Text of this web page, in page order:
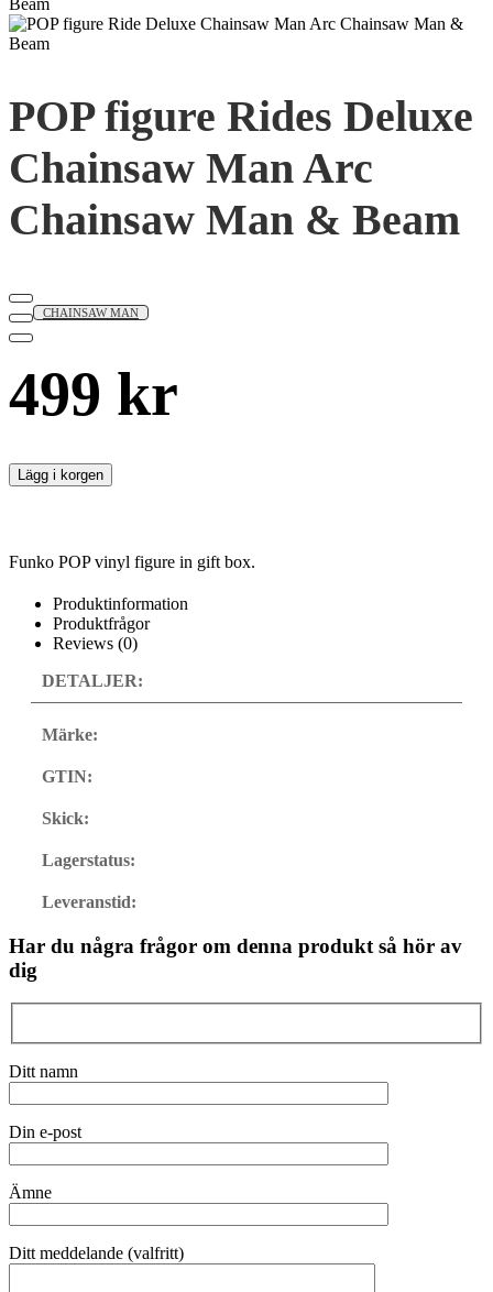
POP figure Rides Deluxe
Chainsaw Man Arc
Chainsaw Man & Beam
CHAINSAW MAN
499 kr
Lägg i korgen
Funko POP vinyl figure in gift box.
Produktinformation
Produktfrågor
Reviews (0)
DETALJER:
Märke:
GTIN:
Skick:
Lagerstatus:
Leveranstid:
Har du några frågor om denna produkt så hör av
dig
Ditt namn
Din e-post
Ämne
Ditt meddelande (valfritt)